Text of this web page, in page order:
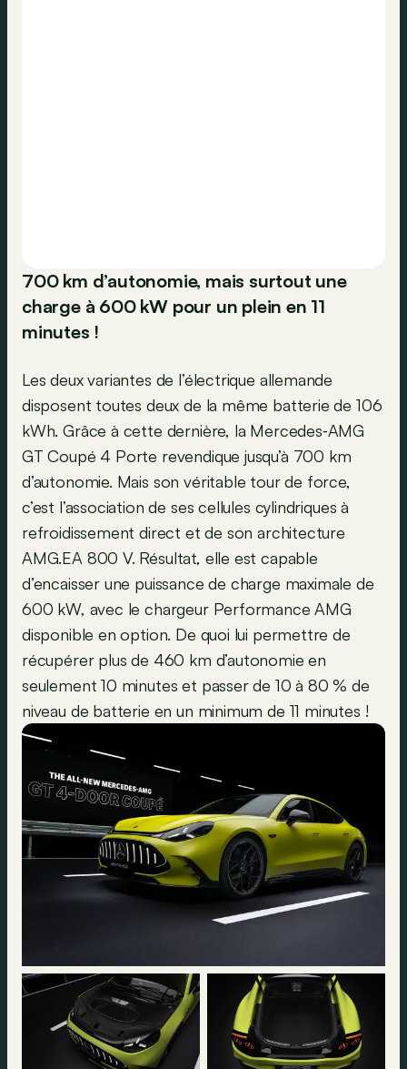
700 km d’autonomie, mais surtout une
charge à 600 kW pour un plein en 11
minutes !
Les deux variantes de l’électrique allemande
disposent toutes deux de la même batterie de 106
kWh. Grâce à cette dernière, la Mercedes‑AMG
GT Coupé 4 Porte revendique jusqu’à 700 km
d’autonomie. Mais son véritable tour de force,
c’est l’association de ses cellules cylindriques à
refroidissement direct et de son architecture
AMG.EA 800 V. Résultat, elle est capable
d’encaisser une puissance de charge maximale de
600 kW, avec le chargeur Performance AMG
disponible en option. De quoi lui permettre de
récupérer plus de 460 km d’autonomie en
seulement 10 minutes et passer de 10 à 80 % de
niveau de batterie en un minimum de 11 minutes !